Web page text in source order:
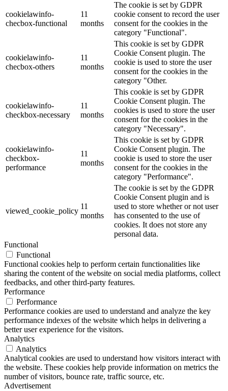
cookielawinfo-
checbox-functional
11
months
The cookie is set by GDPR
cookie consent to record the user
consent for the cookies in the
category "Functional".
cookielawinfo-
checbox-others
11
months
This cookie is set by GDPR
Cookie Consent plugin. The
cookie is used to store the user
consent for the cookies in the
category "Other.
cookielawinfo-
checkbox-necessary
11
months
This cookie is set by GDPR
Cookie Consent plugin. The
cookies is used to store the user
consent for the cookies in the
category "Necessary".
cookielawinfo-
checkbox-
performance
11
months
This cookie is set by GDPR
Cookie Consent plugin. The
cookie is used to store the user
consent for the cookies in the
category "Performance".
viewed_cookie_policy
11
months
The cookie is set by the GDPR
Cookie Consent plugin and is
used to store whether or not user
has consented to the use of
cookies. It does not store any
personal data.
Functional
Functional
Functional cookies help to perform certain functionalities like
sharing the content of the website on social media platforms, collect
feedbacks, and other third-party features.
Performance
Performance
Performance cookies are used to understand and analyze the key
performance indexes of the website which helps in delivering a
better user experience for the visitors.
Analytics
Analytics
Analytical cookies are used to understand how visitors interact with
the website. These cookies help provide information on metrics the
number of visitors, bounce rate, traffic source, etc.
Advertisement